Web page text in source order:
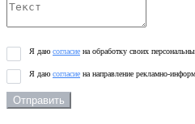
Я даю согласие на обработку своих
Я даю согласие на направление рекламно-
Отправить